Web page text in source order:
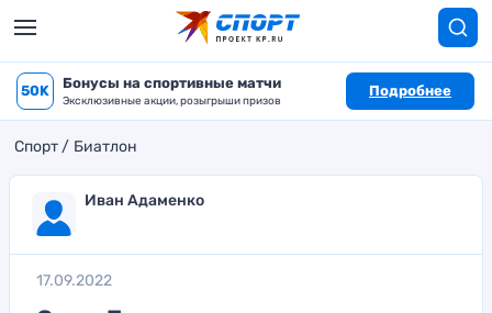
50K Бонусы на спортивные матчи
Эксклюзивные акции, розыгрыши призов
Подробнее
Спорт Биатлон
Иван Адаменко
17.09.2022